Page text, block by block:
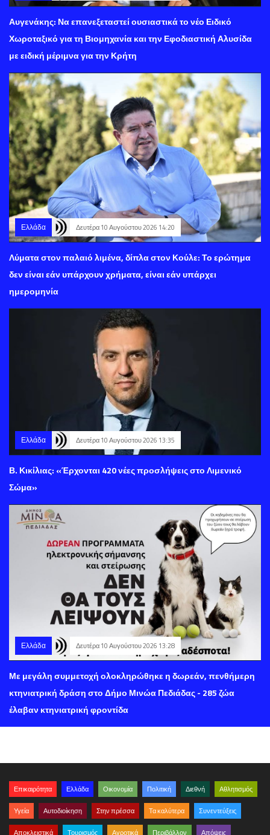
Αυγενάκης: Να επανεξεταστεί ουσιαστικά το νέο Ειδικό
Χωροταξικό για τη Βιομηχανία και την Εφοδιαστική Αλυσίδα
με ειδική μέριμνα για την Κρήτη
Ελλάδα Δευτέρα 10 Αυγούστου 2026 14:20
Λύματα στον παλαιό λιμένα, δίπλα στον Κούλε: Το ερώτημα
δεν είναι εάν υπάρχουν χρήματα, είναι εάν υπάρχει
ημερομηνία
Ελλάδα Δευτέρα 10 Αυγούστου 2026 13:35
Β. Κικίλιας: «Έρχονται 420 νέες προσλήψεις στο Λιμενικό
Σώμα»
Ελλάδα Δευτέρα 10 Αυγούστου 2026 13:28
Με μεγάλη συμμετοχή ολοκληρώθηκε η δωρεάν, πενθήμερη
κτηνιατρική δράση στο Δήμο Μινώα Πεδιάδας - 285 ζώα
έλαβαν κτηνιατρική φροντίδα
Επικαιρότητα Ελλάδα Οικονομία Πολιτική Διεθνή Αθλητισμός
Υγεία Αυτοδιοίκηση Στην πρέσσα Τα καλύτερα Συνεντεύξεις
Αποκλειστικά Τουρισμός Αγροτικά Περιβάλλον Απόψεις